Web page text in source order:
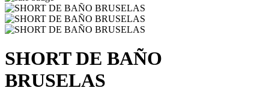
SHORT DE BAÑO
BRUSELAS